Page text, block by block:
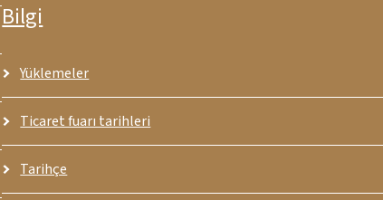
Bilgi
Yüklemeler
Ticaret fuarı tarihleri
Tarihçe